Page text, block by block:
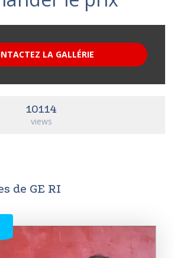
LA GALLÉRIE
10114
views
de GE RI